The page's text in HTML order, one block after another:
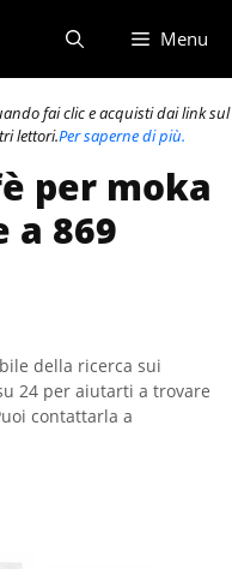
Menu
fai clic e acquisti dai link sul
lettori.Per saperne di più.
per moka
a 869
della ricerca sui
24 per aiutarti a trovare
contattarla a